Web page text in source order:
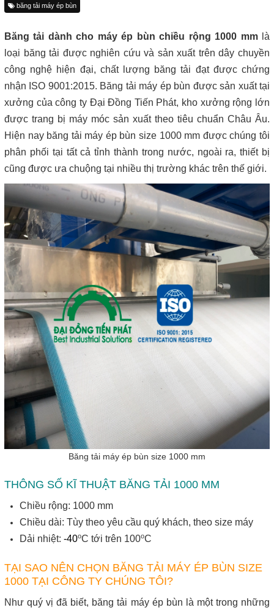
băng tải máy ép bùn
Băng tải dành cho máy ép bùn chiều rộng 1000 mmlà
loại băng tải được nghiên cứu và sản xuất trên dây chuyền
công nghệ hiện đại, chất lượng băng tải đạt được chứng
nhận ISO 9001:2015. Băng tải máy ép bùn được sản xuất tại
xưởng của công ty Đại Đồng Tiến Phát, kho xưởng rộng lớn
được trang bị máy móc sản xuất theo tiêu chuẩn Châu Âu.
Hiện nay băng tải máy ép bùn size 1000 mm được chúng tôi
phân phối tại tất cả tỉnh thành trong nước, ngoài ra, thiết bị
cũng được ưa chuộng tại nhiều thị trường khác trên thế giới.
Băng tải máy ép bùn size 1000 mm
THÔNG SỐ KĨ THUẬT BĂNG TẢI 1000 MM
Chiều rộng: 1000 mm
Chiều dài: Tùy theo yêu cầu quý khách, theo size máy
Dải nhiệt: -40oC tới trên 100oC
TẠI SAO NÊN CHỌN BĂNG TẢI MÁY ÉP BÙN SIZE
1000 TẠI CÔNG TY CHÚNG TÔI?
Như quý vị đã biết, băng tải máy ép bùn là một trong những